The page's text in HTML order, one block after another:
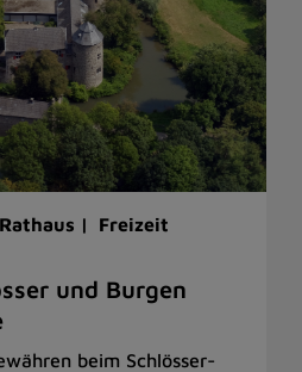
Rathaus | Freizeit
und Burgen
beim Schlösser-